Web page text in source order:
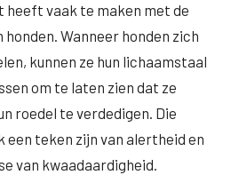
vaak te maken met de
Wanneer honden zich
kunnen ze hun lichaamstaal
om te laten zien dat ze
roedel te verdedigen. Die
een teken zijn van alertheid en
van kwaadaardigheid.